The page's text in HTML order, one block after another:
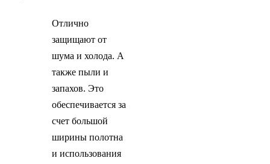
Отлично
защищают от
шума и холода. А
также пыли и
запахов. Это
обеспечивается за
счет большой
ширины полотна
и использования